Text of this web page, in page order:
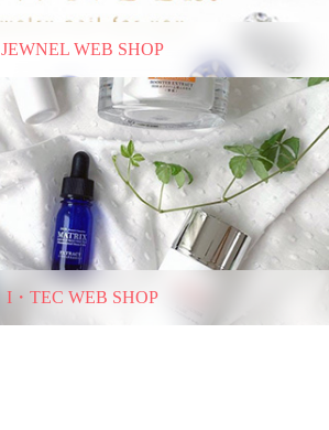
JEWNEL WEB SHOP
I・TEC WEB SHOP